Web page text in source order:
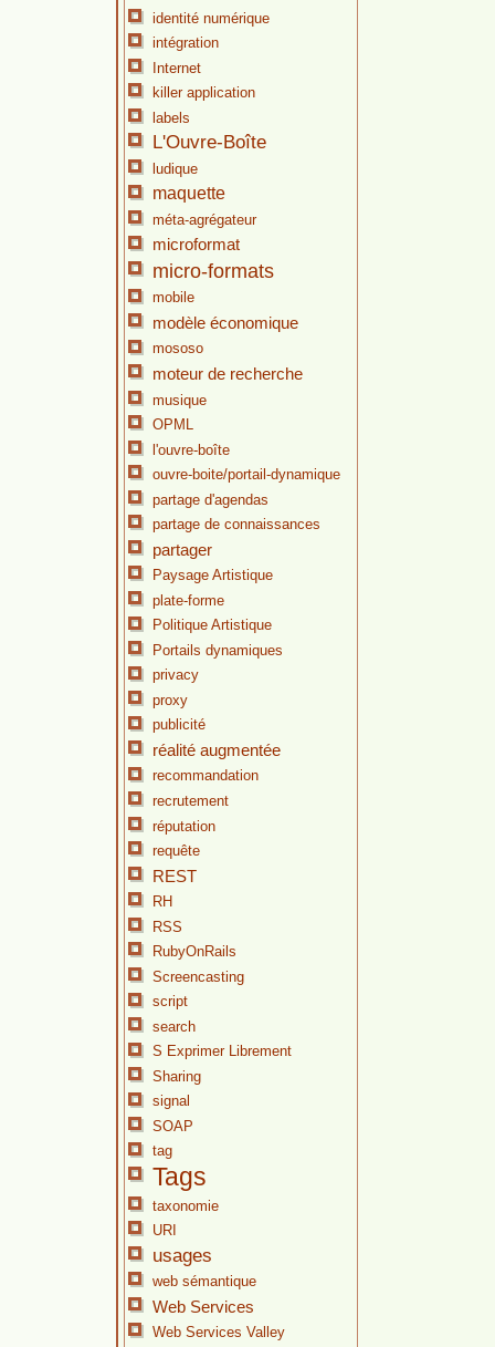
identité numérique
intégration
Internet
killer application
labels
L'Ouvre-Boîte
ludique
maquette
méta-agrégateur
microformat
micro-formats
mobile
modèle économique
mososo
moteur de recherche
musique
OPML
l'ouvre-boîte
ouvre-boite/portail-dynamique
partage d'agendas
partage de connaissances
partager
Paysage Artistique
plate-forme
Politique Artistique
Portails dynamiques
privacy
proxy
publicité
réalité augmentée
recommandation
recrutement
réputation
requête
REST
RH
RSS
RubyOnRails
Screencasting
script
search
S Exprimer Librement
Sharing
signal
SOAP
tag
Tags
taxonomie
URI
usages
web sémantique
Web Services
Web Services Valley